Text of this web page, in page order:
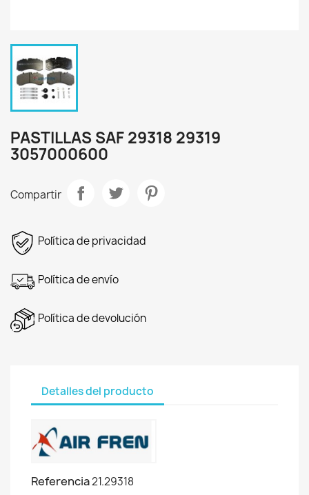
PASTILLAS SAF 29318 29319
3057000600
Compartir
Política de privacidad
Política de envío
Política de devolución
Detalles del producto
Referencia21.29318